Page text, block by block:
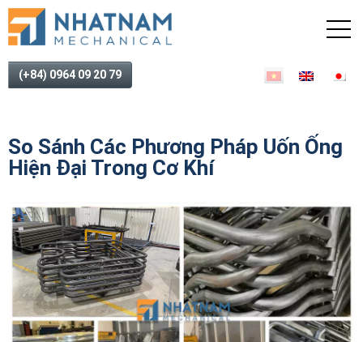
(+84) 0964 09 20 79
So Sánh Các Phương Pháp Uốn Ống
Hiện Đại Trong Cơ Khí